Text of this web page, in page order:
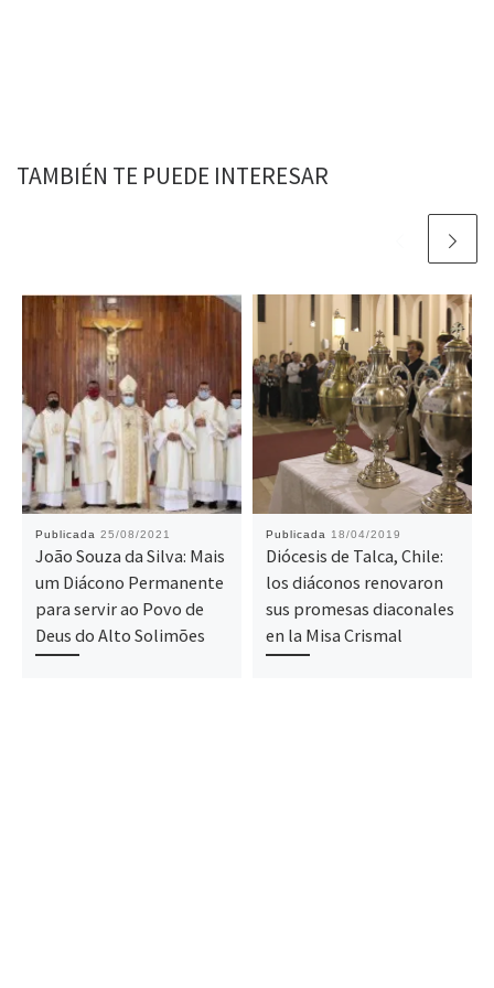
TAMBIÉN TE PUEDE INTERESAR
Publicada 25/08/2021
João Souza da Silva: Mais
um Diácono Permanente
para servir ao Povo de
Deus do Alto Solimões
Publicada 18/04/2019
Diócesis de Talca, Chile:
los diáconos renovaron
sus promesas diaconales
en la Misa Crismal